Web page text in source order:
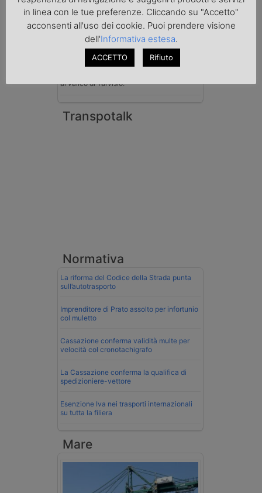
di Padova hanno sottoposto a sequestro
preventivo 33mila litri di benzina di
contrabbando, dichiarata come solvente
nei documenti di trasporto, e
contrabbando di prodotti petroliferi il
al valico di Tarvisio.
Transpotalk
Normativa
La riforma del Codice della Strada punta
sull’autotrasporto
Imprenditore di Prato assolto per infortunio
col muletto
Cassazione conferma validità multe per
velocità col cronotachigrafo
La Cassazione conferma la qualifica di
spedizioniere-vettore
Esenzione Iva nei trasporti internazionali
su tutta la filiera
Mare
in linea con le tue preferenze. Cliccando su "Accetto"
acconsenti all'uso dei cookie. Puoi prendere visione
dell'Informativa estesa.
ACCETTO Rifiuto